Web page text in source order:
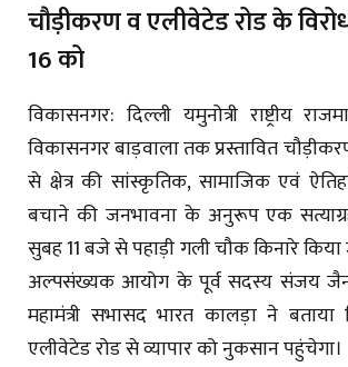
चौड़ीकरण व एलीवेटेड रोड के
16 को
विकासनगर: दिल्ली यमुनोत्री राष्ट्रीय
विकासनगर बाड़वाला तक प्रस्तावित
से क्षेत्र की सांस्कृतिक, सामाजिक एवं
बचाने की जनभावना के अनुरूप एक
सुबह 11 बजे से पहाड़ी गली चौक किनारे किया
अल्पसंख्यक आयोग के पूर्व सदस्य संजय जैन
महामंत्री सभासद भारत कालड़ा ने
एलीवेटेड रोड से व्यापार को नुकसान पहुंचेगा।